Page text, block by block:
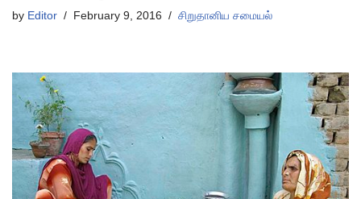
by Editor February 9, 2016 சிறுதானிய சமையல்